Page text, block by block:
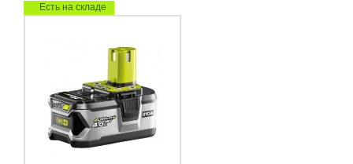
Есть на складе